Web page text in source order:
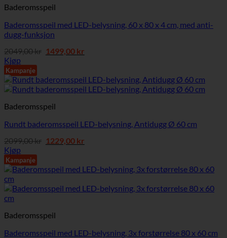
Baderomsspeil
Baderomsspeil med LED-belysning, 60 x 80 x 4 cm, med anti-
dugg-funksjon
2049,00kr Opprinnelig
pris
2049,00 kr.
1499,00 krNåværende
pris
1499,00 kr.
Kjøp
Kampanje
Baderomsspeil
Rundt baderomsspeil LED-belysning, Antidugg Ø 60 cm
2099,00kr Opprinnelig
pris
2099,00 kr.
1229,00 krNåværende
pris
1229,00 kr.
Kjøp
Kampanje
Baderomsspeil
Baderomsspeil med LED-belysning, 3x forstørrelse 80 x 60 cm